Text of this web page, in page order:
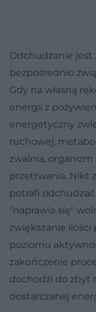
Odchudzanie jest
bezpośrednio
Gdy na własną
energii z
energetyczny
ruchowej,
zwalnia,
przetrwania. Nikt
potrafi odchudzać
"naprawia się"
zwiększanie
poziomu
zakończenie
dochodzi do zbyt
dostarczanej